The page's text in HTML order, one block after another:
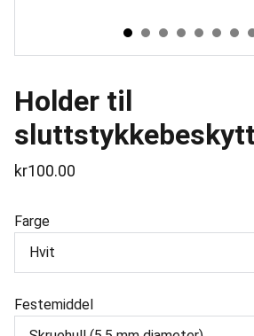
Holder til
kr100.00
Farge
Festemiddel